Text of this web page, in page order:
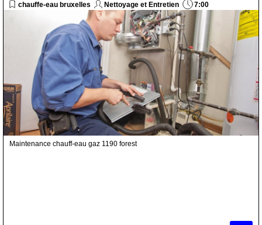
chauffe-eau bruxelles Nettoyage et Entretien 7:00
Maintenance chauff-eau gaz 1190 forest